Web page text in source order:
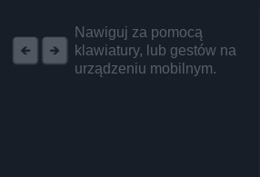
Nawiguj za pomocą
klawiatury, lub gestów na
urządzeniu mobilnym.